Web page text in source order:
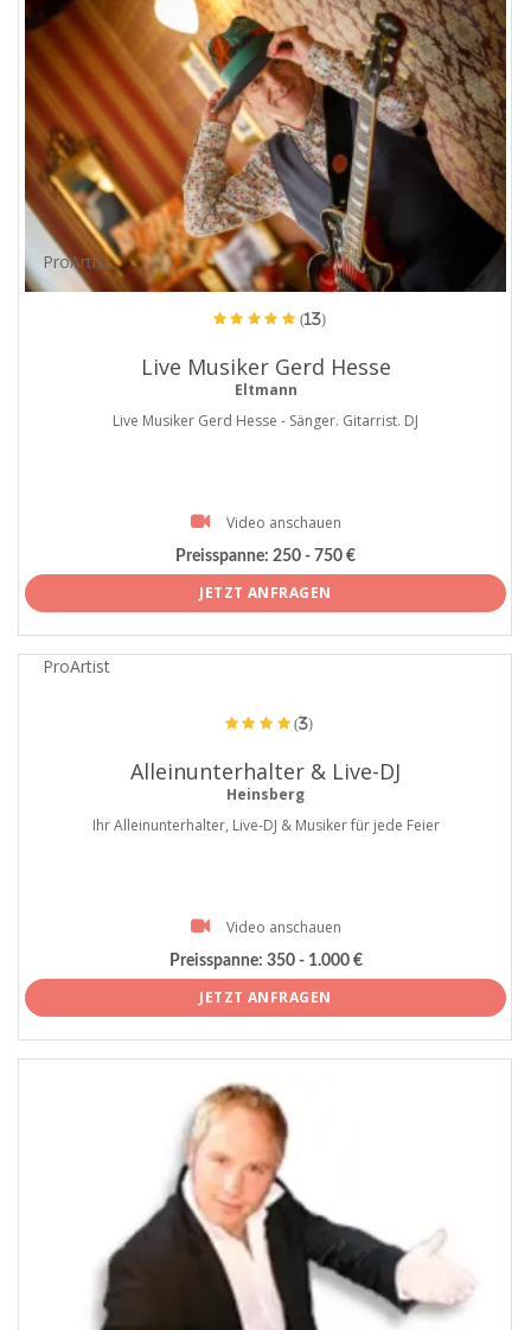
ProArtist
(13)
Live Musiker Gerd Hesse
Eltmann
Live Musiker Gerd Hesse - Sänger. Gitarrist. DJ
Video anschauen
Preisspanne: 250 - 750 €
JETZT ANFRAGEN
ProArtist
(3)
Alleinunterhalter & Live-DJ
Heinsberg
Ihr Alleinunterhalter, Live-DJ & Musiker für jede Feier
Video anschauen
Preisspanne: 350 - 1.000 €
JETZT ANFRAGEN